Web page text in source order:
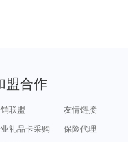
盟合作
联盟
友情链接
礼品卡采购
保险代理